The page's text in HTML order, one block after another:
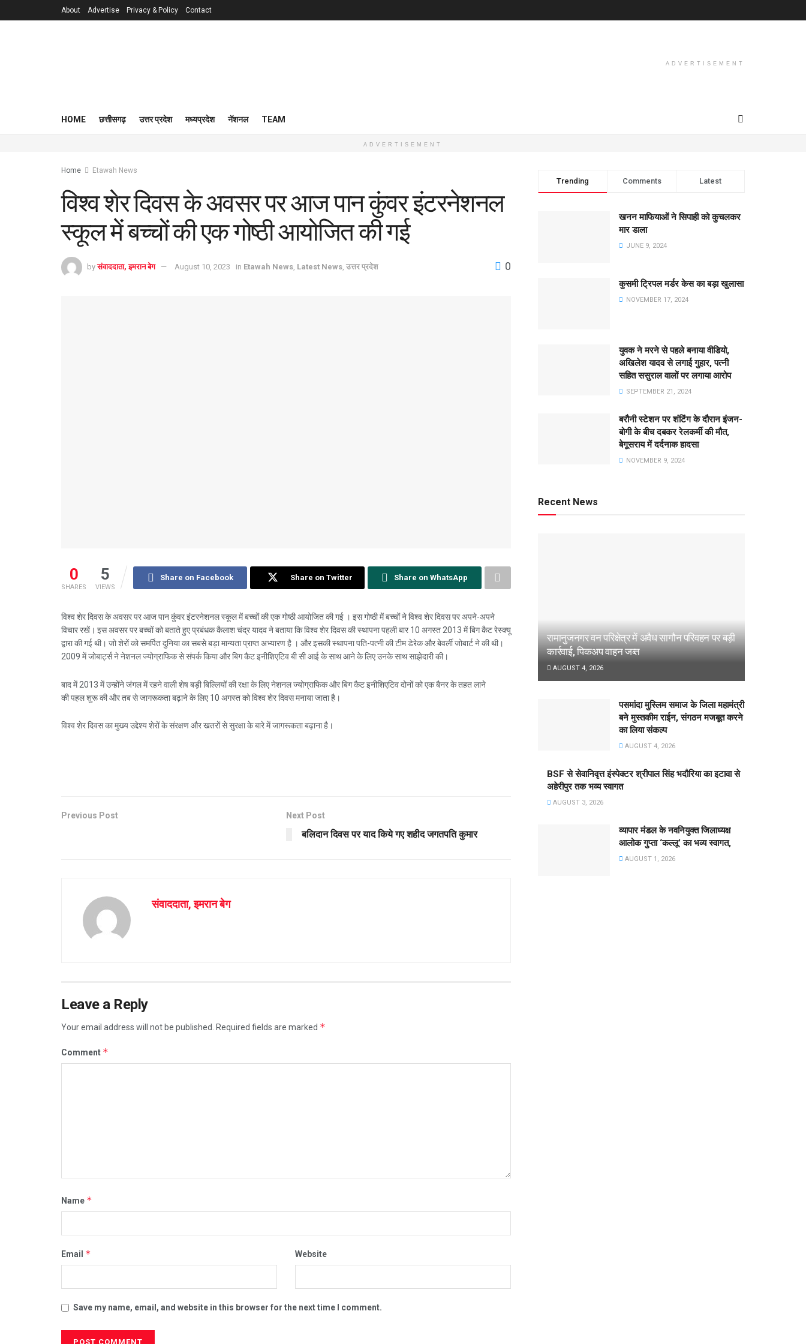
About Advertise Privacy & Policy Contact
ADVERTISEMENT
HOME छत्तीसगढ़ उत्तर प्रदेश मध्यप्रदेश नॅशनल TEAM
ADVERTISEMENT
Home Etawah News
विश्व शेर दिवस के अवसर पर आज पान कुंवर इंटरनेशनल
स्कूल में बच्चों की एक गोष्ठी आयोजित की गई
by संवाददाता, इमरान बेग August 10, 2023 in Etawah News Latest News उत्तर प्रदेश 0
0
SHARES
5
VIEWS
Share on Facebook Share on Twitter Share on WhatsApp
विश्व शेर दिवस के अवसर पर आज पान कुंवर इंटरनेशनल स्कूल में बच्चों की एक गोष्ठी आयोजित की गई । इस गोष्ठी में बच्चों ने विश्व शेर दिवस पर अपने-अपने
विचार रखें। इस अवसर पर बच्चों को बताते हुए प्रबंधक कैलाश चंद्र यादव ने बताया कि विश्व शेर दिवस की स्थापना पहली बार 10 अगस्त 2013 में बिग कैट रेस्क्यू
द्वारा की गई थी। जो शेरों को समर्पित दुनिया का सबसे बड़ा मान्यता प्राप्त अभ्यारण है । और इसकी स्थापना पति-पत्नी की टीम डेरेक और बेवर्ली जोबार्ट ने की थी।
2009 में जोबार्ट्स ने नेशनल ज्योग्राफिक से संपर्क किया और बिग कैट इनीशिएटिव बी सी आई के साथ आने के लिए उनके साथ साझेदारी की।
बाद में 2013 में उन्होंने जंगल में रहने वाली शेष बड़ी बिल्लियों की रक्षा के लिए नेशनल ज्योग्राफिक और बिग कैट इनीशिएटिव दोनों को एक बैनर के तहत लाने
की पहल शुरू की और तब से जागरूकता बढ़ाने के लिए 10 अगस्त को विश्व शेर दिवस मनाया जाता है।
विश्व शेर दिवस का मुख्य उद्देश्य शेरों के संरक्षण और खतरों से सुरक्षा के बारे में जागरूकता बढ़ाना है।
Previous Post Next Post
बलिदान दिवस पर याद किये गए शहीद जगतपति कुमार
संवाददाता, इमरान बेग
Leave a Reply
Your email address will not be published. Required fields are marked *
Comment *
Name *
Email * Website
Save my name, email, and website in this browser for the next time I comment.
Trending Comments Latest
खनन माफियाओं ने सिपाही को कुचलकर
मार डाला
JUNE 9, 2024
कुसमी ट्रिपल मर्डर केस का बड़ा खुलासा
NOVEMBER 17, 2024
युवक ने मरने से पहले बनाया वीडियो,
अखिलेश यादव से लगाई गुहार, पत्नी
सहित ससुराल वालों पर लगाया आरोप
SEPTEMBER 21, 2024
बरौनी स्टेशन पर शंटिंग के दौरान इंजन-
बोगी के बीच दबकर रेलकर्मी की मौत,
बेगूसराय में दर्दनाक हादसा
NOVEMBER 9, 2024
Recent News
रामानुजनगर वन परिक्षेत्र में अवैध सागौन परिवहन पर बड़ी
कार्रवाई, पिकअप वाहन जब्त
AUGUST 4, 2026
पसमांदा मुस्लिम समाज के जिला महामंत्री
बने मुस्तकीम राईन, संगठन मजबूत करने
का लिया संकल्प
AUGUST 4, 2026
BSF से सेवानिवृत्त इंस्पेक्टर श्रीपाल सिंह भदौरिया का इटावा से
अहेरीपुर तक भव्य स्वागत
AUGUST 3, 2026
व्यापार मंडल के नवनियुक्त जिलाध्यक्ष
आलोक गुप्ता ‘कल्लू’ का भव्य स्वागत,
AUGUST 1, 2026